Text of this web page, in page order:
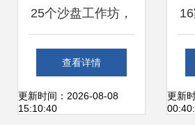
25个沙盘工作坊，
深度解密亿级用户
产品背后的研发管
查看详情
更新时间：2026-08-08
15:10:40
更新